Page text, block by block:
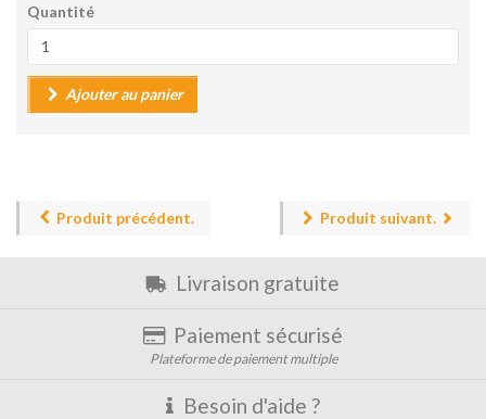
Quantité
Ajouter au panier
Produit précédent. Produit suivant.
Livraison gratuite
Paiement sécurisé
Plateforme de paiement multiple
Besoin d'aide ?